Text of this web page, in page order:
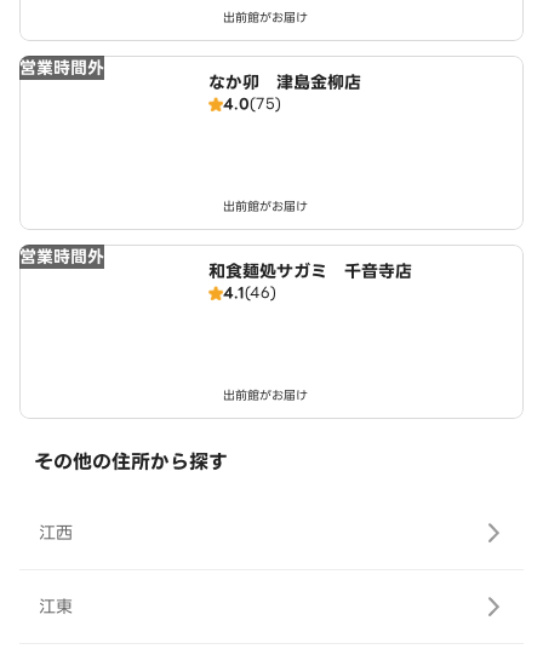
出前館がお届け
営業時間外
なか卯 津島金柳店
4.0(75)
出前館がお届け
営業時間外
和食麺処サガミ 千音寺店
4.1(46)
出前館がお届け
その他の住所から探す
江西
江東